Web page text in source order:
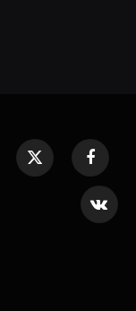
فيسبوك
X
(Twitter)
VKontakte